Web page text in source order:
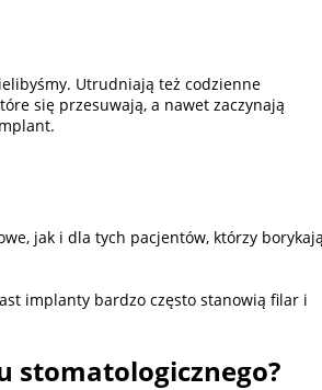
Utrudniają też codzienne
się przesuwają, a nawet zaczynają
jak i dla tych pacjentów, którzy borykają
implanty bardzo często stanowią filar i
stomatologicznego?